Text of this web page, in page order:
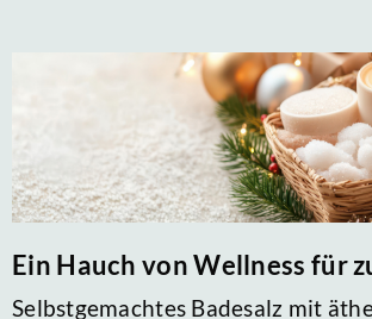
Ein Hauch von Wellness für
Selbstgemachtes Badesalz mit